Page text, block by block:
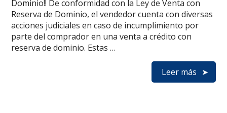
Dominio!! De conformidad con la Ley de Venta con
Reserva de Dominio, el vendedor cuenta con diversas
acciones judiciales en caso de incumplimiento por
parte del comprador en una venta a crédito con
reserva de dominio. Estas …
Leer más